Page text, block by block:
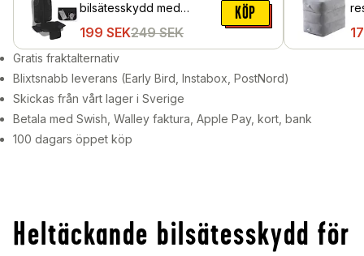
bilsätesskydd med
199 SEK249 SEK
KÖP
Gratis fraktalternativ
Blixtsnabb leverans (Early Bird, Instabox, PostNord)
Skickas från vårt lager i Sverige
Betala med Swish, Walley faktura, Apple Pay, kort, bank
100 dagars öppet köp
Heltäckande bilsätesskydd för